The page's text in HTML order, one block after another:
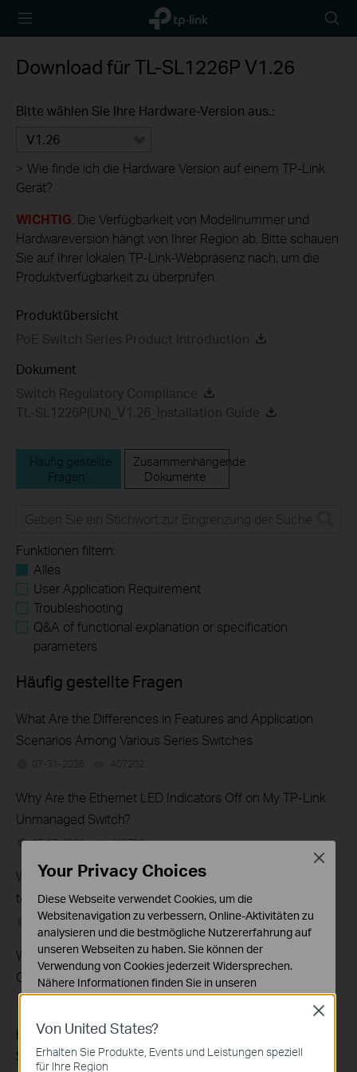
TP-Link,
Reliably
icon
Download fürTL-SL1226P V1.26
Bitte wählen Sie Ihre Hardware-Version aus.:
V1.26
> Wie finde ich die Hardware Version auf einem TP-Link
Gerät?
WICHTIG: Die Verfügbarkeit von Modellnummer und
Hardwareversion hängt von Ihrer Region ab. Bitte schauen
Sie auf Ihrer lokalen TP-Link-Webpräsenz nach, um die
Produktverfügbarkeit zu überprüfen.
Produktübersicht
PoE Switch Series Product Introduction
Dokument
Switch Regulatory Compliance
TL-SL1226P(UN)_V1.26_Installation Guide
Häufig gestellte
Fragen
Zusammenhängende
Dokumente
Funktionen filtern:
Alles
User Application Requirement
Troubleshooting
Q&A of functional explanation or specification
parameters
Häufig gestellte Fragen
What Are the Differences in Features and Application
Scenarios Among Various Series Switches
07-31-2026 407202
Why Are the Ethernet LED Indicators Off on My TP-Link
Unmanaged Switch?
07-17-2026 415708views
What Can I Do If My PC Is Not Working When Connected
to a TP-Link Unmanaged Switch?
07-16-2026 317015 views
What Can I Do If My PC Has Slow Network Speed When
Connected to an Unmanaged Switch?
How to Troubleshoot Unstable Internet Issue on Omada
Switch
Von United States?
Erhalten Sie Produkte, Events und Leistungen speziell
für Ihre Region
Close
Your Privacy Choices
Diese Webseite verwendet Cookies, um die
Websitenavigation zu verbessern, Online-Aktivitäten zu
analysieren und die bestmögliche Nutzererfahrung auf
unseren Webseiten zu haben. Sie können der
Verwendung von Cookies jederzeit Widersprechen.
Nähere Informationen finden Sie in unseren
Datenschutzhinweisen.
Notwendige Cookies
erforderlich und können in Ihren Systemen nicht
Close